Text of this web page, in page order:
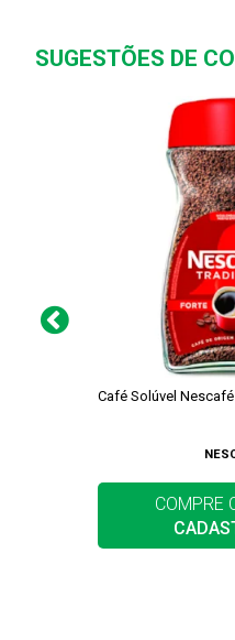
SUGESTÕES DE
Café Solúvel
COMPRE